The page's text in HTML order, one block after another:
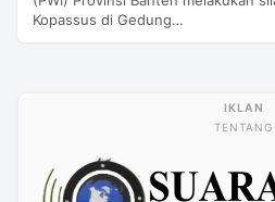
Kopassus di Gedung…
TENTANG